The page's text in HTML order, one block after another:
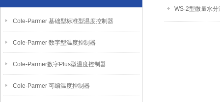
Cole-Parmer 基础型标准型温度控制器
Cole-Parmer 数字型温度控制器
Cole-Parmer数字Plus型温度控制器
Cole-Parmer 可编温度控制器
WS-2型微量水分